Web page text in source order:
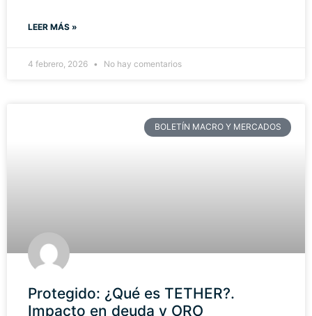
LEER MÁS »
4 febrero, 2026 No hay comentarios
BOLETÍN MACRO Y MERCADOS
Protegido: ¿Qué es TETHER?.
Impacto en deuda y ORO